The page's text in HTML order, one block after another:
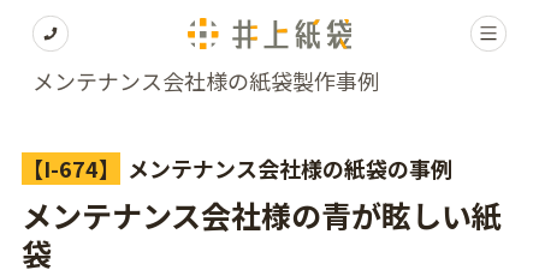
メンテナンス会社様の紙袋製作事例
【I-674】 メンテナンス会社様の紙袋の事例
メンテナンス会社様の青が眩しい紙
袋